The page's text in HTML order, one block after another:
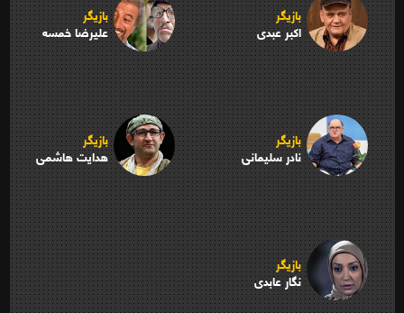
بازیگر
اکبر عبدی
بازیگر
علیرضا خمسه
بازیگر
نادر سلیمانی
بازیگر
هدایت هاشمی
بازیگر
نگار عابدی